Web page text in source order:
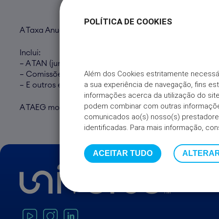
POLÍTICA DE COOKIES
Além dos Cookies estritamente
a sua experiência de navegação, fins
informações acerca da utilização do
podem combinar com outras
comunicados ao(s) nosso(s)
identificadas. Para mais informação,
ACEITAR TUDO
A Taxa Anual Efetiva Global (TAEG) representa o
Inclui:
– A TAN (juros aplicados ao crédito)
– Comissões, impostos e seguros (se existirem)
– E outros encargos associados ao contrato
A TAEG mostra o custo real do financiamento, para